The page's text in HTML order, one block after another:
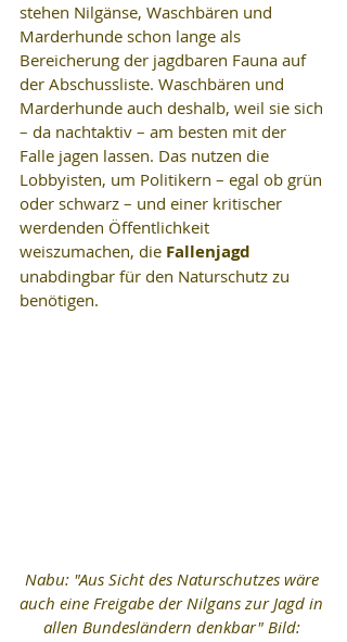
stehen Nilgänse, Waschbären und
Marderhunde schon lange als
Bereicherung der jagdbaren Fauna auf
der Abschussliste. Waschbären und
Marderhunde auch deshalb, weil sie sich
– da nachtaktiv – am besten mit der
Falle jagen lassen. Das nutzen die
Lobbyisten, um Politikern – egal ob grün
oder schwarz – und einer kritischer
werdenden Öffentlichkeit
weiszumachen, die Fallenjagd
unabdingbar für den Naturschutz zu
benötigen.
Nabu: "Aus Sicht des Naturschutzes wäre
auch eine Freigabe der Nilgans zur Jagd in
allen Bundesländern denkbar" Bild: